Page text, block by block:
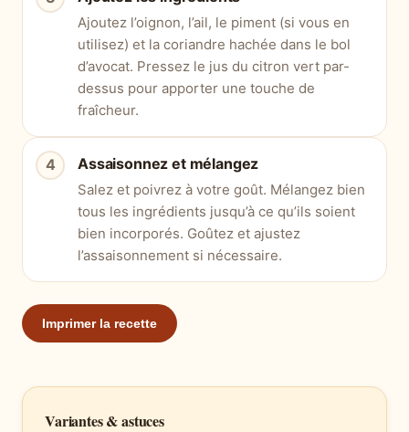
Ajoutez l’oignon, l’ail, le piment (si vous en
utilisez) et la coriandre hachée dans le bol
d’avocat. Pressez le jus du citron vert par-
dessus pour apporter une touche de
fraîcheur.
Assaisonnez et mélangez
Salez et poivrez à votre goût. Mélangez bien
tous les ingrédients jusqu’à ce qu’ils soient
bien incorporés. Goûtez et ajustez
l’assaisonnement si nécessaire.
Imprimer la recette
Variantes & astuces